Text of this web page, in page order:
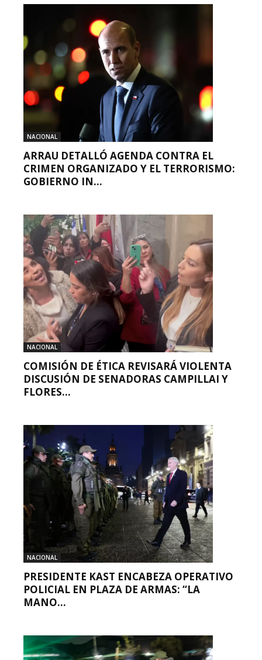
NACIONAL
ARRAU DETALLÓ AGENDA CONTRA EL
CRIMEN ORGANIZADO Y EL TERRORISMO:
GOBIERNO IN...
NACIONAL
COMISIÓN DE ÉTICA REVISARÁ VIOLENTA
DISCUSIÓN DE SENADORAS CAMPILLAI Y
FLORES...
NACIONAL
PRESIDENTE KAST ENCABEZA OPERATIVO
POLICIAL EN PLAZA DE ARMAS: “LA
MANO...